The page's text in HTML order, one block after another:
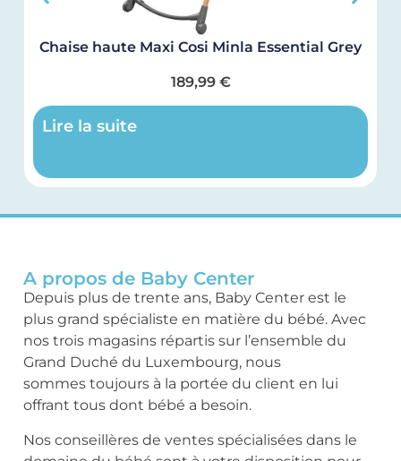
Chaise haute Maxi Cosi Minla Essential Grey
189,99 €
Lire la suite
A propos de Baby Center
Depuis plus de trente ans, Baby Center est le
plus grand spécialiste en matière du bébé. Avec
nos trois magasins répartis sur l’ensemble du
Grand Duché du Luxembourg, nous
sommes toujours à la portée du client en lui
offrant tous dont bébé a besoin.
Nos conseillères de ventes spécialisées dans le